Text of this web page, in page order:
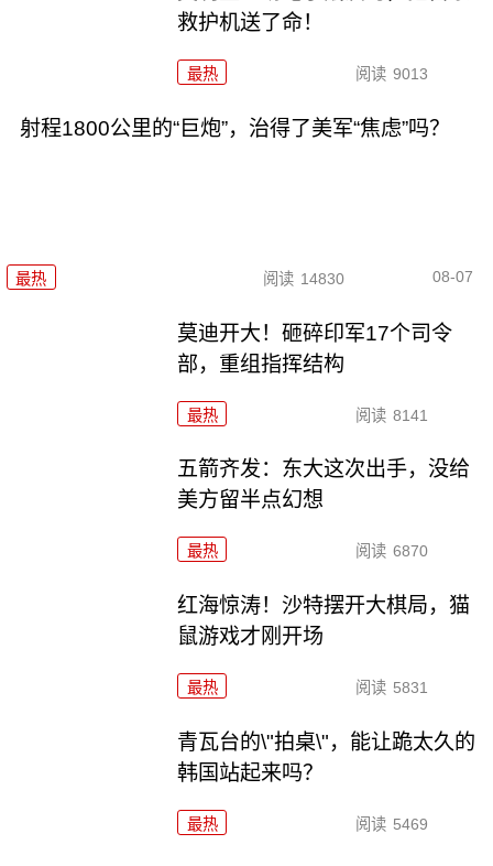
救护机送了命！
最热 阅读 9013
射程1800公里的“巨炮”，治得了美军“焦虑”吗？
最热 阅读 14830 08-07
莫迪开大！砸碎印军17个司令
部，重组指挥结构
最热 阅读 8141
五箭齐发：东大这次出手，没给
美方留半点幻想
最热 阅读 6870
红海惊涛！沙特摆开大棋局，猫
鼠游戏才刚开场
最热 阅读 5831
青瓦台的\"拍桌\"，能让跪太久的
韩国站起来吗？
最热 阅读 5469